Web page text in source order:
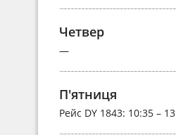
Четвер
—
П'ятниця
Рейс DY 1843: 10:35 –